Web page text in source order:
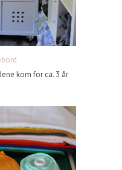
kom for ca. 3 år